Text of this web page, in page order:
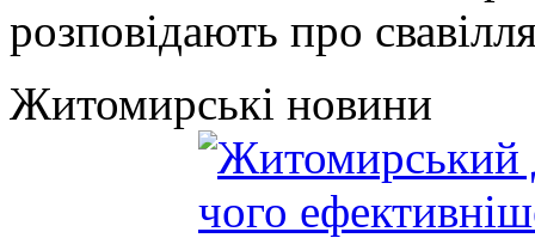
розповідають про
Житомирські новини